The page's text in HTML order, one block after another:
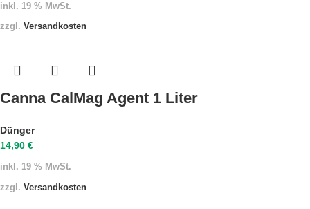
inkl. 19 % MwSt.
zzgl. Versandkosten
Canna CalMag Agent 1 Liter
Dünger
14,90 €
inkl. 19 % MwSt.
zzgl. Versandkosten